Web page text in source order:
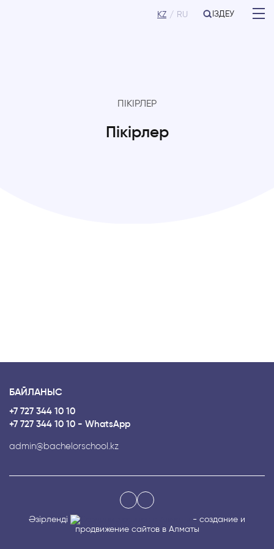
KZ RU ІЗДЕУ
ПІКІРЛЕР
Пікірлер
БАЙЛАНЫС
+7 727 344 10 10
+7 727 344 10 10 - WhatsApp
admin@bachelorschool.kz
Әзірленді
- создание и
продвижение сайтов в Алматы